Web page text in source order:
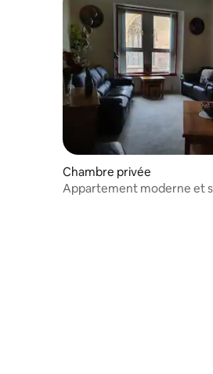
Chambre privée
Appartement moderne et